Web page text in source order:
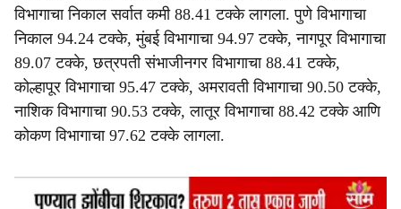
विभागाचा निकाल सर्वात कमी 88.41 टक्के लागला. पुणे विभागाचा
निकाल 94.24 टक्के, मुंबई विभागाचा 94.97 टक्के, नागपूर विभागाचा
89.07 टक्के, छत्रपती संभाजीनगर विभागाचा 88.41 टक्के,
कोल्हापूर विभागाचा 95.47 टक्के, अमरावती विभागाचा 90.50 टक्के,
नाशिक विभागाचा 90.53 टक्के, लातूर विभागाचा 88.42 टक्के आणि
कोकण विभागाचा 97.62 टक्के लागला.